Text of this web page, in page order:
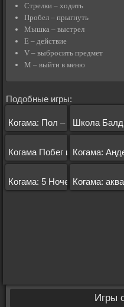
Стрелки – ходить
Пробел – прыгнуть
Мышка – выстрел
E – действие
V – выбросить предмет
M – выйти в меню
Подобные игры:
Когама: Пол – это лава
Школа
Когама Побег из Тюрьмы
Когама:
Когама: 5 Ночей с Фредди
Когама:
Игры